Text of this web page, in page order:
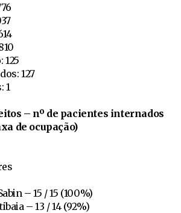
125
127
1
– nº de pacientes internados
de ocupação)
– 15 / 15 (100%)
– 13 / 14 (92%)